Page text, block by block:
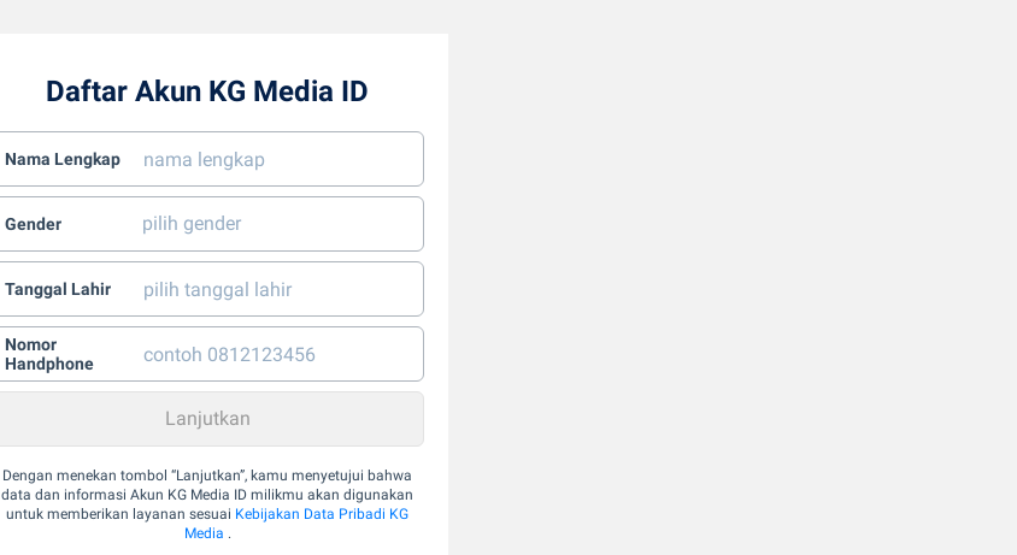
Daftar Akun KG Media ID
Nama Lengkap
Gender
Tanggal Lahir
Nomor
Handphone
Dengan menekan tombol “Lanjutkan”, kamu menyetujui bahwa
data dan informasi Akun KG Media ID milikmu akan digunakan
untuk memberikan layanan sesuai Kebijakan Data Pribadi KG
Media .